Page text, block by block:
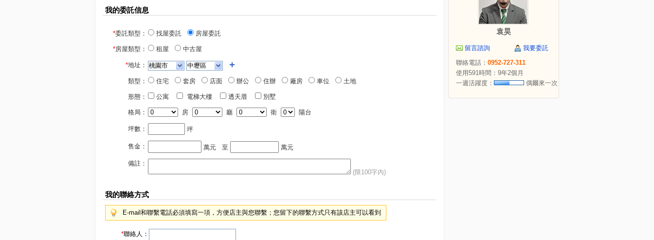
我的委託信息
*委託類型： 找屋委託 房屋委託
*房屋類型： 租屋 中古屋
*地址：
類型： 住宅 套房 店面 辦公 住辦 廠房 車位 土地
形態： 公寓 電梯大樓 透天厝 別墅
格局： 房 廳 衛 陽台
坪數： 坪
售金： 萬元 至 萬元
備註：
(限100字內)
我的聯絡方式
E-mail和聯繫電話必須填寫一項，方便店主與您聯繫；您留下的聯繫方式只有該店主可以看到
*聯絡人：
袁昊
留言諮詢
我要委託
聯絡電話： 0952-727-311
使用591時間：9年2個月
一週活躍度：
偶爾來一次